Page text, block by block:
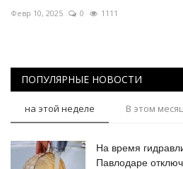
Февр 10, 2025 0 1111
ПОПУЛЯРНЫЕ НОВОСТИ
на этой неделе В этом
На время
Павлодаре